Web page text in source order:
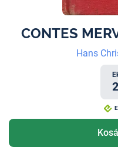
CONTES
Hans